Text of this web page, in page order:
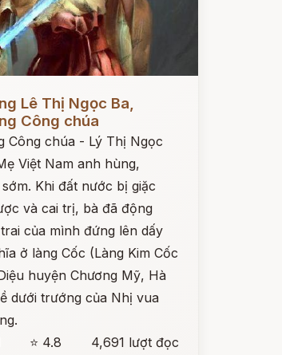
Lê Thị Ngọc Ba,
Công chúa
Công chúa - Lý Thị Ngọc
Việt Nam anh hùng,
Khi đất nước bị giặc
và cai trị, bà đã động
của mình đứng lên dấy
ở làng Cốc (Làng Kim Cốc
huyện Chương Mỹ, Hà
dưới trướng của Nhị vua
⭐ 4.8
4,691 lượt đọc